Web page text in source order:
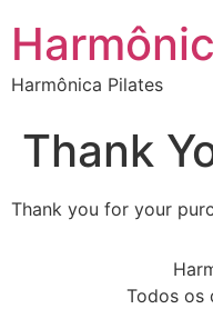
Harmônica Pilates
Thank
Thank you for your
Todos os